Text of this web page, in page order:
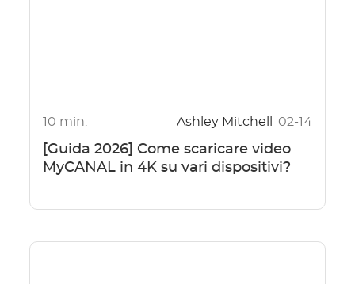
10 min. Ashley Mitchell 02-14
[Guida 2026] Come scaricare video
MyCANAL in 4K su vari dispositivi?